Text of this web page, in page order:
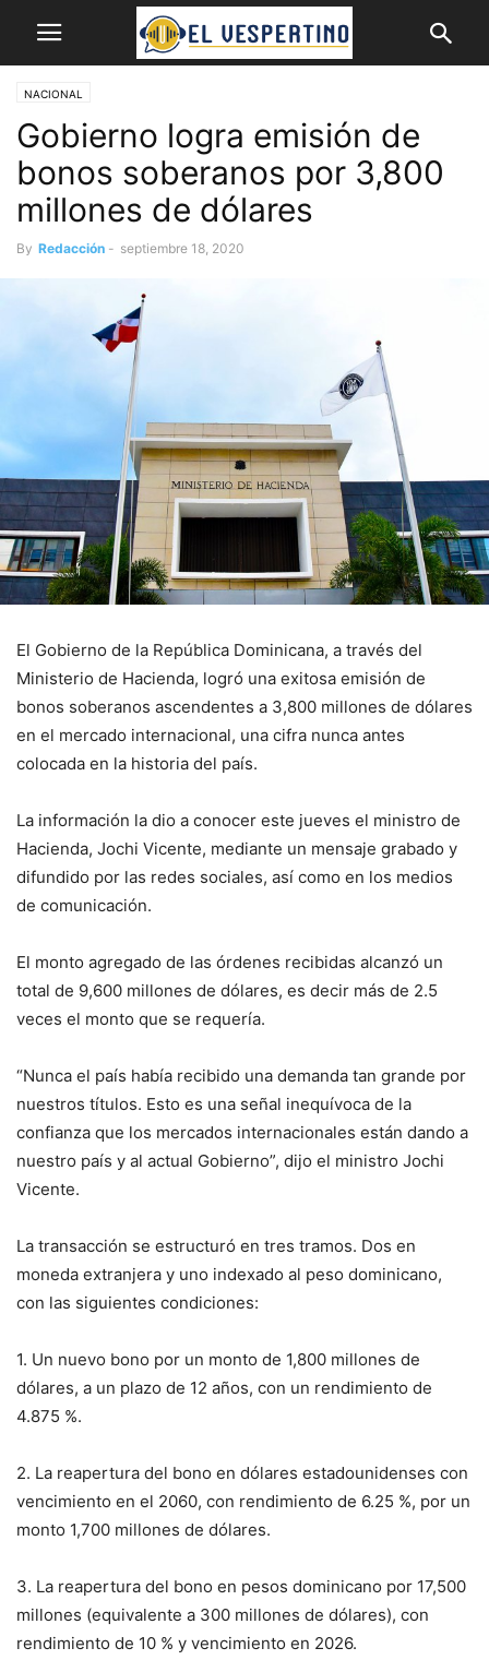
NACIONAL
Gobierno logra emisión de
bonos soberanos por 3,800
millones de dólares
By Redacción - septiembre 18, 2020
El Gobierno de la República Dominicana, a través del
Ministerio de Hacienda, logró una exitosa emisión de
bonos soberanos ascendentes a 3,800 millones de dólares
en el mercado internacional, una cifra nunca antes
colocada en la historia del país.
La información la dio a conocer este jueves el ministro de
Hacienda, Jochi Vicente, mediante un mensaje grabado y
difundido por las redes sociales, así como en los medios
de comunicación.
El monto agregado de las órdenes recibidas alcanzó un
total de 9,600 millones de dólares, es decir más de 2.5
veces el monto que se requería.
“Nunca el país había recibido una demanda tan grande por
nuestros títulos. Esto es una señal inequívoca de la
confianza que los mercados internacionales están dando a
nuestro país y al actual Gobierno”, dijo el ministro Jochi
Vicente.
La transacción se estructuró en tres tramos. Dos en
moneda extranjera y uno indexado al peso dominicano,
con las siguientes condiciones:
1. Un nuevo bono por un monto de 1,800 millones de
dólares, a un plazo de 12 años, con un rendimiento de
4.875 %.
2. La reapertura del bono en dólares estadounidenses con
vencimiento en el 2060, con rendimiento de 6.25 %, por un
monto 1,700 millones de dólares.
3. La reapertura del bono en pesos dominicano por 17,500
millones (equivalente a 300 millones de dólares), con
rendimiento de 10 % y vencimiento en 2026.